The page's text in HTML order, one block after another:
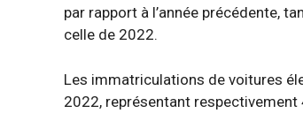
par rapport à l’année précédente,
celle de 2022.
Les immatriculations de voitures
2022, représentant respectivement